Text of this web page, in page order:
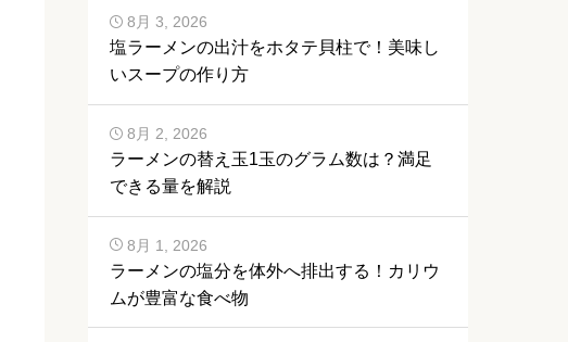
塩ラーメンの出汁をホタテ貝柱で！美味し
いスープの作り方
8月 3, 2026
ラーメンの替え玉1玉のグラム数は？満足
できる量を解説
8月 2, 2026
ラーメンの塩分を体外へ排出する！カリウ
ムが豊富な食べ物
8月 1, 2026